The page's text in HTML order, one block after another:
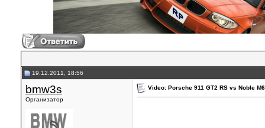
19.12.2011, 18:56
bmw3s
Организатор
Video: Porsche 911 GT2 RS vs Noble